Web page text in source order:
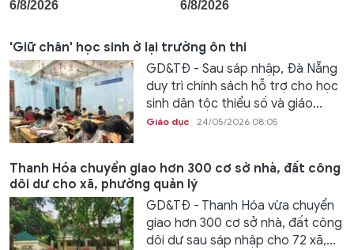
'Giữ chân' học sinh ở lại trường ôn thi
GD&TĐ - Sau sáp nhập, Đà Nẵng
duy trì chính sách hỗ trợ cho học
sinh dân tộc thiểu số và giáo...
Giáo dục 24/05/2026 08:05
Thanh Hóa chuyển giao hơn 300 cơ sở nhà, đất công
dôi dư cho xã, phường quản lý
GD&TĐ - Thanh Hóa vừa chuyển
giao hơn 300 cơ sở nhà, đất công
dôi dư sau sáp nhập cho 72 xã,...